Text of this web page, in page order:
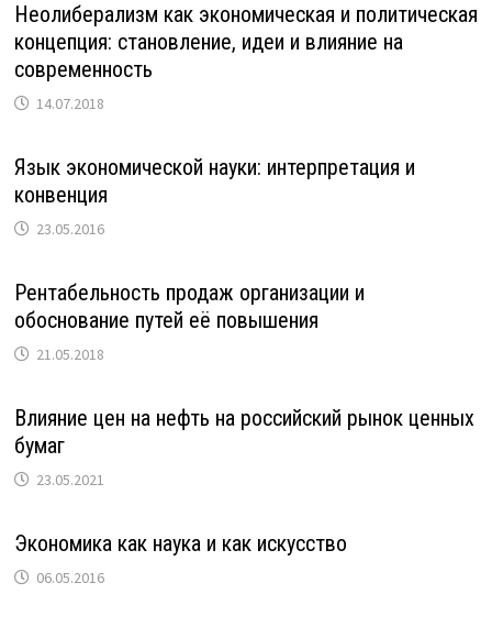
Неолиберализм как экономическая и политическая
концепция: становление, идеи и влияние на
современность
14.07.2018
Язык экономической науки: интерпретация и
конвенция
23.05.2016
Рентабельность продаж организации и
обоснование путей её повышения
21.05.2018
Влияние цен на нефть на российский рынок ценных
бумаг
23.05.2021
Экономика как наука и как искусство
06.05.2016